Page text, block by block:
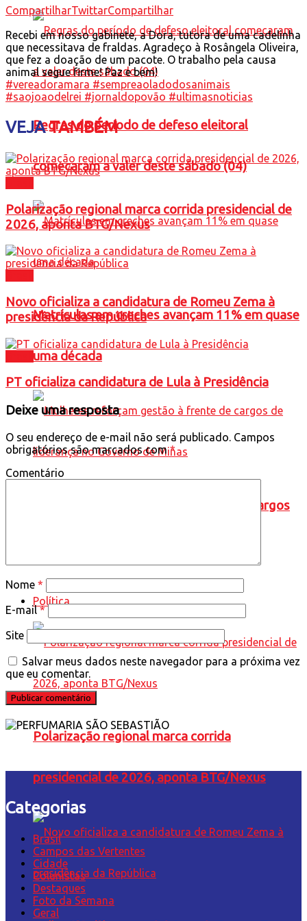
Regras do período de defeso eleitoral
comecaram a valer deste sábado (04)
Matrículas em creches avançam 11% em quase
uma década
Mulheres reforçam gestão à frente de cargos
Política
Polarização regional marca corrida
presidencial de 2026, aponta BTG/Nexus
CompartilharTwittarCompartilhar
Recebi em nosso gabinete, a Dora, tutora de uma cadelinha
que necessitava de fraldas. Agradeço à Rosângela Oliveira,
que fez a doação de um pacote. O trabalho pela causa
animal segue firme! Paz e bem!
#vereadoramara #sempreaoladodosanimais
#saojoaodelrei #jornaldopovão #ultimasnoticias
VEJATAMBÉM
Polarização regional marca corrida presidencial de
2026, aponta BTG/Nexus
Novo oficializa a candidatura de Romeu Zema à
presidência da República
PT oficializa candidatura de Lula à Presidência
Deixe uma resposta
O seu endereço de e-mail não será publicado. Campos
obrigatórios são marcados com*
Comentário
Nome *
E-mail*
Site
Salvar meus dados neste navegador para a próxima vez
que eu comentar.
Categorias
Brasil
Campos das Vertentes
Cidade
Colunistas
Destaques
Foto da Semana
Geral